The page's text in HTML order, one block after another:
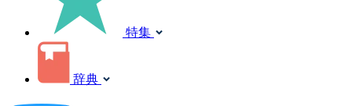
特集
辞典